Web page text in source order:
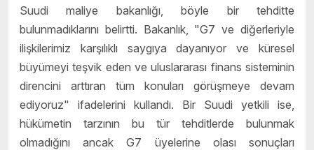
Suudi maliye bakanlığı, böyle bir tehditte
bulunmadıklarını belirtti. Bakanlık, "G7 ve diğerleriyle
ilişkilerimiz karşılıklı saygıya dayanıyor ve küresel
büyümeyi teşvik eden ve uluslararası finans sisteminin
direncini arttıran tüm konuları görüşmeye devam
ediyoruz" ifadelerini kullandı. Bir Suudi yetkili ise,
hükümetin tarzının bu tür tehditlerde bulunmak
olmadığını ancak G7 üyelerine olası sonuçları